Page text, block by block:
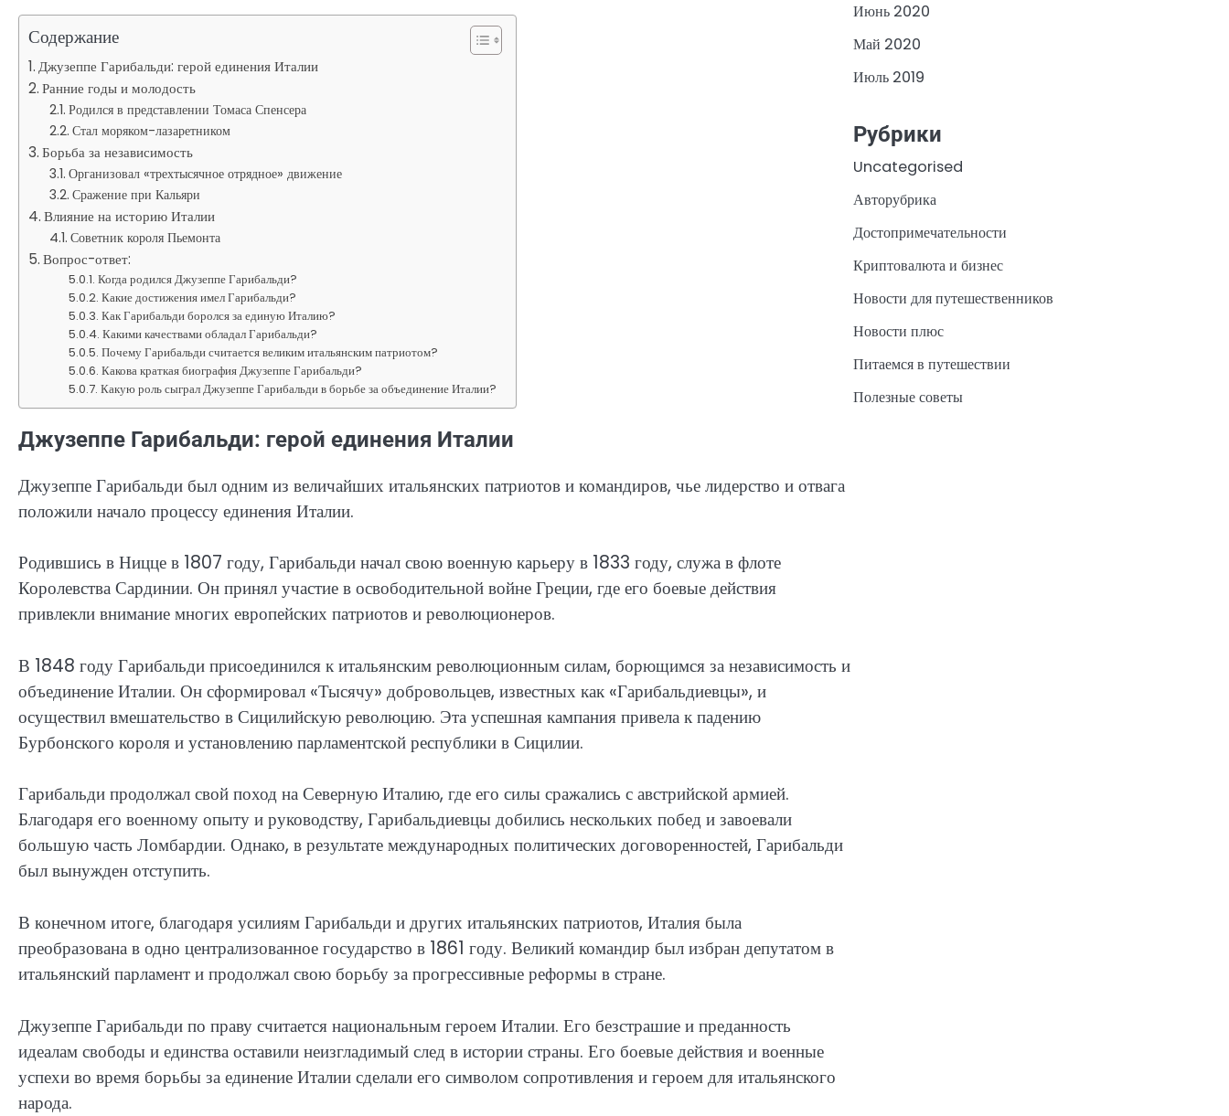
Содержание
Джузеппе Гарибальди: герой единения Италии
Ранние годы и молодость
Родился в представлении Томаса Спенсера
Стал моряком-лазаретником
Борьба за независимость
Организовал «трехтысячное отрядное» движение
Сражение при Кальяри
Влияние на историю Италии
Советник короля Пьемонта
Вопрос-ответ:
Когда родился Джузеппе Гарибальди?
Какие достижения имел Гарибальди?
Как Гарибальди боролся за единую Италию?
Какими качествами обладал Гарибальди?
Почему Гарибальди считается великим итальянским патриотом?
Какова краткая биография Джузеппе Гарибальди?
Какую роль сыграл Джузеппе Гарибальди в борьбе за объединение Италии?
Джузеппе Гарибальди: герой единения Италии
Джузеппе Гарибальди был одним из величайших итальянских патриотов и командиров, чье лидерство и отвага
положили начало процессу единения Италии.
Родившись в Ницце в 1807 году, Гарибальди начал свою военную карьеру в 1833 году, служа в флоте
Королевства Сардинии. Он принял участие в освободительной войне Греции, где его боевые действия
привлекли внимание многих европейских патриотов и революционеров.
В 1848 году Гарибальди присоединился к итальянским революционным силам, борющимся за независимость и
объединение Италии. Он сформировал «Тысячу» добровольцев, известных как «Гарибальдиевцы», и
осуществил вмешательство в Сицилийскую революцию. Эта успешная кампания привела к падению
Бурбонского короля и установлению парламентской республики в Сицилии.
Гарибальди продолжал свой поход на Северную Италию, где его силы сражались с австрийской армией.
Благодаря его военному опыту и руководству, Гарибальдиевцы добились нескольких побед и завоевали
большую часть Ломбардии. Однако, в результате международных политических договоренностей, Гарибальди
был вынужден отступить.
В конечном итоге, благодаря усилиям Гарибальди и других итальянских патриотов, Италия была
преобразована в одно централизованное государство в 1861 году. Великий командир был избран депутатом в
итальянский парламент и продолжал свою борьбу за прогрессивные реформы в стране.
Джузеппе Гарибальди по праву считается национальным героем Италии. Его безстрашие и преданность
идеалам свободы и единства оставили неизгладимый след в истории страны. Его боевые действия и военные
успехи во время борьбы за единение Италии сделали его символом сопротивления и героем для итальянского
народа.
Июнь 2020
Май 2020
Июль 2019
Рубрики
Uncategorised
Авторубрика
Достопримечательности
Криптовалюта и бизнес
Новости для путешественников
Новости плюс
Питаемся в путешествии
Полезные советы